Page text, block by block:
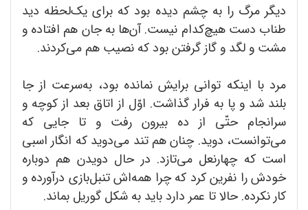
دیگر مرگ را به چشم دیده بود که برای یک‌لحظه دید
طناب دست هیچ‌کدام نیست. آن‌ها به جان هم افتاده و
مشت و لگد و گاز گرفتن بود که نصیب هم می‌کردند.
مرد با اینکه توانی برایش نمانده بود، به‌سرعت از جا
بلند شد و پا به فرار گذاشت. اوّل از اتاق بعد از کوچه و
سرانجام حتّی از ده بیرون رفت و تا جایی که
می‌توانست، دوید. چنان هم تند می‌دوید که انگار اسبی
است که چهارنعل می‌تازد. در حال دویدن هم دوباره
خودش را نفرین کرد که چرا همه‌اش تنبل‌بازی در‌آورده و
کار نکرده. حالا تا عمر دارد باید به شکل گوریل بماند.